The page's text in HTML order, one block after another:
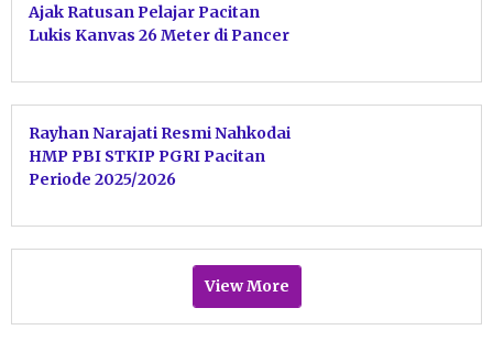
Ajak Ratusan Pelajar Pacitan
Lukis Kanvas 26 Meter di Pancer
Rayhan Narajati Resmi Nahkodai
HMP PBI STKIP PGRI Pacitan
Periode 2025/2026
View More